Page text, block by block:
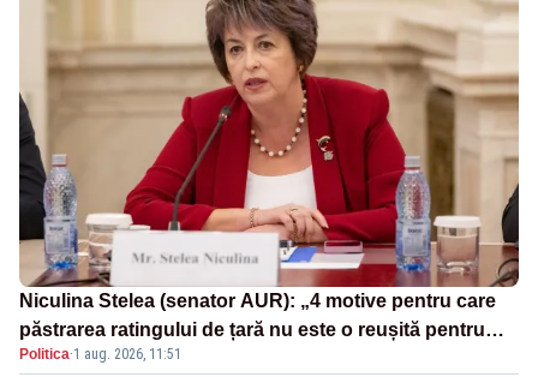
Niculina Stelea (senator AUR): „4 motive pentru care
păstrarea ratingului de țară nu este o reușită pentru
Guvernul Bolojan”
Politica·1 aug. 2026, 11:51